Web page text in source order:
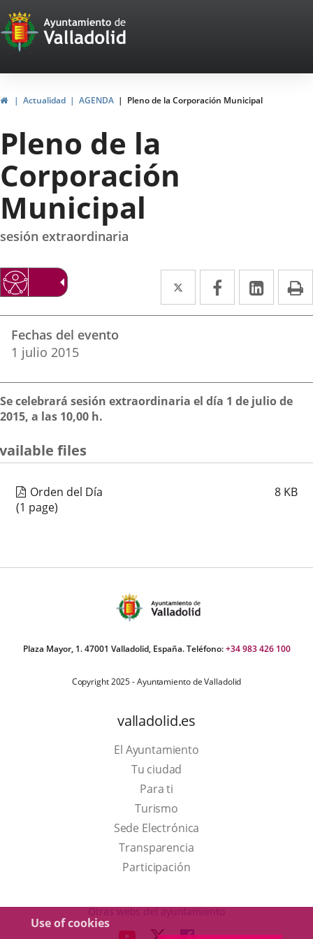
Use of cookies
Portal
Web
del
Ayuntamiento
de
Valladolid
HomeActualidad AGENDA Pleno de la Corporación Municipal
Pleno de la
Corporación
Municipal
sesión extraordinaria
Twitter
Enlace
a
externa.
Facebook
Enlace
a
externa.
Enlace
a
del
evento
Fechas del evento
1 julio 2015
Descripción
Se celebrará sesión extraordinaria el día 1 de julio de
2015, a las 10,00 h.
files
Orden del Día 8 KB
(1 page)
Plaza Mayor, 1. 47001 Valladolid, España. Teléfono:+34 983 426 100
Copyright 2025 - Ayuntamiento de Valladolid
valladolid.es
El Ayuntamiento
Tu ciudad
Para ti
TurismoThis
link
will
open
a
Sede Electrónica
Transparencia
Participación
Otras webs del ayuntamiento
LINK LINKLINK